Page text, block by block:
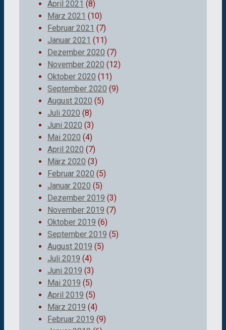
April 2021 (8)
März 2021 (10)
Februar 2021 (7)
Januar 2021 (11)
Dezember 2020 (7)
November 2020 (12)
Oktober 2020 (11)
September 2020 (9)
August 2020 (5)
Juli 2020 (8)
Juni 2020 (3)
Mai 2020 (4)
April 2020 (7)
März 2020 (3)
Februar 2020 (5)
Januar 2020 (5)
Dezember 2019 (3)
November 2019 (7)
Oktober 2019 (6)
September 2019 (5)
August 2019 (5)
Juli 2019 (4)
Juni 2019 (3)
Mai 2019 (5)
April 2019 (5)
März 2019 (4)
Februar 2019 (9)